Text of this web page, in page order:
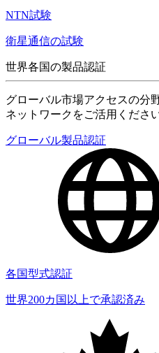
NTN試験
衛星通信の試験
世界各国の製品認証
グローバル市場アクセスの分
ネットワークをご活用くださ
グローバル製品認証
各国型式認証
世界200カ国以上で承認済み